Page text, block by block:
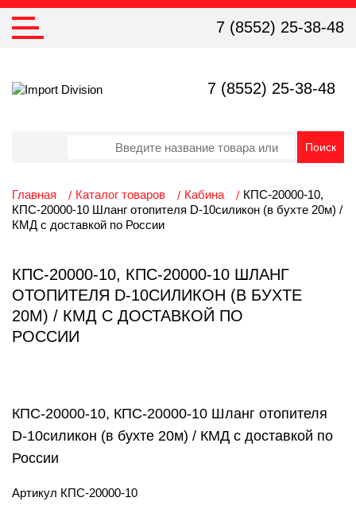
7 (8552) 25-38-48
7 (8552) 25-38-48
Главная Каталог товаров Кабина
КПС-20000-10,
КПС-20000-10 Шланг отопителя D-10силикон (в бухте 20м) /
КМД с доставкой по России
КПС-20000-10, КПС-20000-10 ШЛАНГ
ОТОПИТЕЛЯ D-10СИЛИКОН (В БУХТЕ
20М) / КМД С ДОСТАВКОЙ ПО
РОССИИ
КПС-20000-10, КПС-20000-10 Шланг отопителя
D-10силикон (в бухте 20м) / КМД с доставкой по
России
Артикул КПС-20000-10